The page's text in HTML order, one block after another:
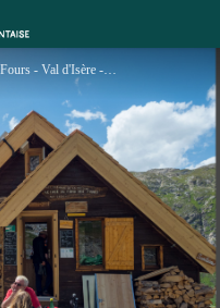
Exterieur - Refuge du Fond des Fours - Val d'Isère - pnv